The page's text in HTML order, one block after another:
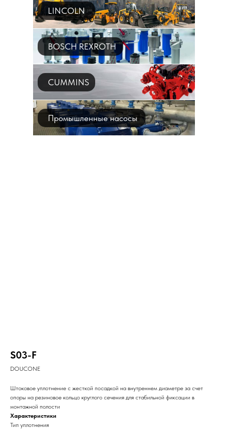
LINCOLN
BOSCH REXROTH
CUMMINS
Промышленные насосы
S03-F
DOUCONE
Штоковое уплотнение с жесткой посадкой на внутреннем диаметре за счет
опоры на резиновое кольцо круглого сечения для стабильной фиксации в
монтажной полости
Характеристики
Тип уплотнения